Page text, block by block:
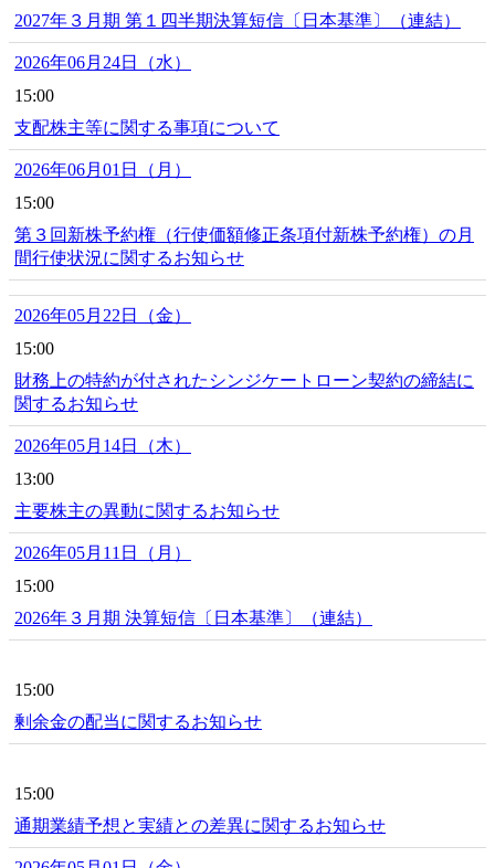
2027年３月期 第１四半期決算短信〔日本基準〕（連結）
2026年06月24日（水）
15:00
支配株主等に関する事項について
2026年06月01日（月）
15:00
第３回新株予約権（行使価額修正条項付新株予約権）の月
間行使状況に関するお知らせ
2026年05月22日（金）
15:00
財務上の特約が付されたシンジケートローン契約の締結に
関するお知らせ
2026年05月14日（木）
13:00
主要株主の異動に関するお知らせ
2026年05月11日（月）
15:00
2026年３月期 決算短信〔日本基準〕（連結）
15:00
剰余金の配当に関するお知らせ
15:00
通期業績予想と実績との差異に関するお知らせ